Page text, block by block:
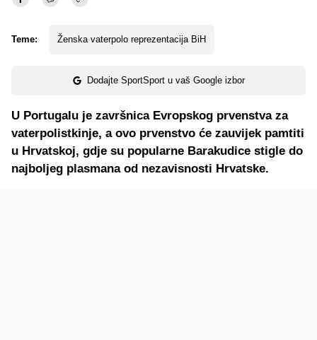
Teme: Ženska vaterpolo reprezentacija BiH
Dodajte SportSport u vaš Google izbor
U Portugalu je završnica Evropskog prvenstva za
vaterpolistkinje, a ovo prvenstvo će zauvijek pamtiti
u Hrvatskoj, gdje su popularne Barakudice stigle do
najboljeg plasmana od nezavisnosti Hrvatske.